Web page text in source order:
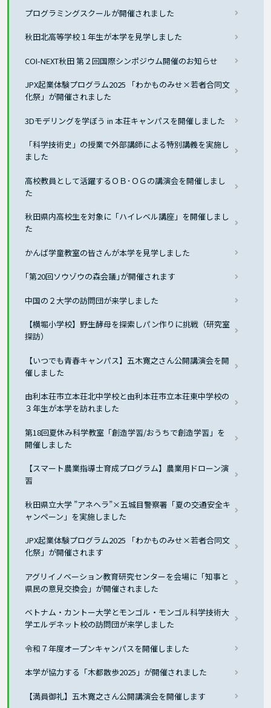
プログラミングスクールが開催されました
秋田北高等学校１年生が本学を見学しました
COI-NEXT秋田 第２回国際シンポジウム開催のお知らせ
JPX起業体験プログラム2025 「わかものみせ×若者合同文
化祭」が開催されました
3Dモデリングを学ぼう in 本荘キャンパスを開催しました
「科学技術史」の授業で外部講師による特別講義を実施し
ました
高校教員として活躍するＯＢ･ＯＧの講演会を開催しまし
た
秋田県内高校生を対象に「ハイレベル講座」を開催しまし
た
かんば学童教室の皆さんが本学を見学しました
｢第20回ソウゾウの森会議｣が開催されます
中国の２大学の訪問団が来学しました
【横堀小学校】野生酵母を探索しパン作りに挑戦（研究室
探訪）
【いつでも青春キャンパス】五木寛之さん公開講演会を開
催しました
由利本荘市立本荘北中学校と由利本荘市立本荘東中学校の
３年生が本学を訪れました
第18回夏休み科学教室「創造学習/おうちで創造学習」を
開催しました
【スマート農業指導士育成プログラム】農業用ドローン演
習
秋田県立大学 ”アネヘラ”×五城目警察署「夏の交通安全キ
ャンペーン」を実施しました
JPX起業体験プログラム2025 「わかものみせ×若者合同文
化祭」が開催されます
アグリイノベーション教育研究センターを会場に「知事と
県民の意見交換会」が開催されました
ベトナム・カントー大学とモンゴル・モンゴル科学技術大
学エルデネット校の訪問団が来学しました
令和７年度オープンキャンパスを開催しました
本学が協力する「木都散歩2025」が開催されました
【満員御礼】五木寛之さん公開講演会を開催します